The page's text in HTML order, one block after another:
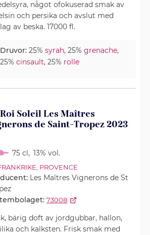
något ofokuserad smak av
och persika och avslut med
av beska. 17000 fl.
Druvor: 25%syrah, 25%grenache,
25%cinsault, 25% rolle
Soleil Les Maîtres
de Saint-Tropez 2023
75 cl, 13% vol.
PROVENCE
Les Maîtres Vignerons de St
73008
bärig doft av jordgubbar, hallon,
och kalksten. Frisk smak med